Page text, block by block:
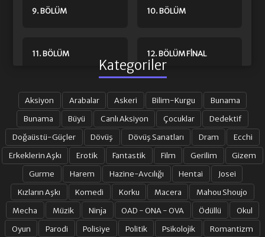
9. BÖLÜM 10. BÖLÜM
11. BÖLÜM 12. BÖLÜM FINAL
Kategoriler
Aksiyon Arabalar Askeri Bilim-Kurgu
Bunama
Bunama
Büyü Canlı Aksiyon Çocuklar
Dedektif
Doğaüstü-Güçler
Dövüş Dövüş Sanatları Dram
Ecchi
Erkeklerin Aşkı
Erotik Fantastik Film Gerilim
Gizem
Gurme
Harem Hazine-Avcılığı Hentai
Josei
Kızların Aşkı
Komedi Korku Macera
Mahou Shoujo
Mecha
Müzik Ninja OAD - ONA - OVA Ödüllü
Okul
Oyun
Parodi Polisiye Politik Psikolojik
Romantizm